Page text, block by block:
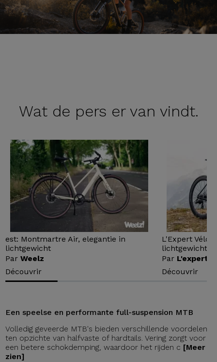
Wat de pers er van vindt.
est: Montmartre Air, elegantie in
lichtgewicht
ParWeelz
Découvrir
L'Expert Vélo
lichtgewicht...
Par L'expert
Découvrir
Een speelse en performante full-suspension MTB
Volledig geveerde MTB's bieden verschillende voordelen
ten opzichte van halfvaste of hardtails. Vering zorgt voor
een betere schokdemping, waardoor het rijden c [Meer
zien]